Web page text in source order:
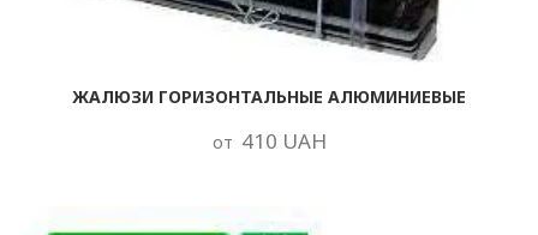
ЖАЛЮЗИ ГОРИЗОНТАЛЬНЫЕ АЛЮМИНИЕВЫЕ
от 410 UAH